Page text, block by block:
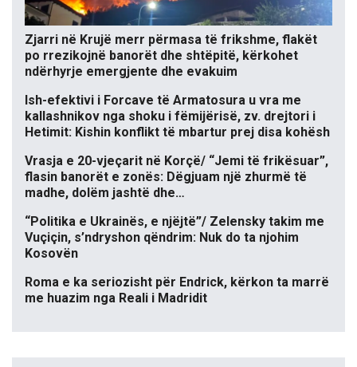
Zjarri në Krujë merr përmasa të frikshme, flakët
po rrezikojnë banorët dhe shtëpitë, kërkohet
ndërhyrje emergjente dhe evakuim
Ish-efektivi i Forcave të Armatosura u vra me
kallashnikov nga shoku i fëmijërisë, zv. drejtori i
Hetimit: Kishin konflikt të mbartur prej disa kohësh
Vrasja e 20-vjeçarit në Korçë/ “Jemi të frikësuar”,
flasin banorët e zonës: Dëgjuam një zhurmë të
madhe, dolëm jashtë dhe…
“Politika e Ukrainës, e njëjtë”/ Zelensky takim me
Vuçiçin, s’ndryshon qëndrim: Nuk do ta njohim
Kosovën
Roma e ka seriozisht për Endrick, kërkon ta marrë
me huazim nga Reali i Madridit